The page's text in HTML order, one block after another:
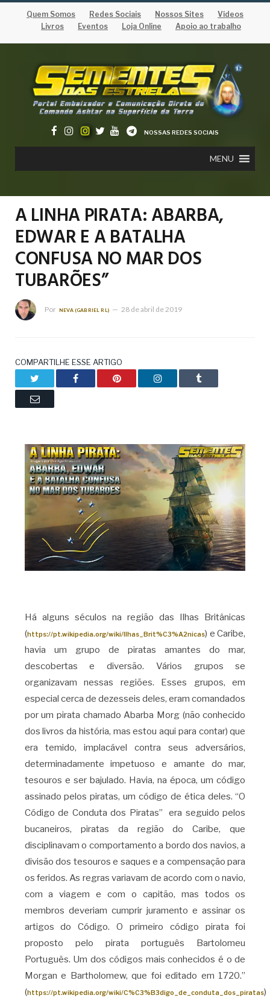
Quem Somos Redes Sociais Nossos Sites
Vídeos
Livros
Eventos Loja Online Apoio ao trabalho
NOSSAS REDES SOCIAIS
MENU
A LINHA PIRATA: ABARBA,
EDWAR E A BATALHA
CONFUSA NO MAR DOS
TUBARÕES”
Por NEVA (GABRIEL RL) 28 de abril de 2019
COMPARTILHE ESSE ARTIGO
Facebook Pinterest LinkedIn Tumblr
Email
Há alguns séculos na região das Ilhas Britânicas
(https://pt.wikipedia.org/wiki/Ilhas_Brit%C3%A2nicas) e Caribe,
havia um grupo de piratas amantes do mar,
descobertas e diversão. Vários grupos se
organizavam nessas regiões. Esses grupos, em
especial cerca de dezesseis deles, eram comandados
por um pirata chamado Abarba Morg (não conhecido
dos livros da história, mas estou aqui para contar) que
era temido, implacável contra seus adversários,
determinadamente impetuoso e amante do mar,
tesouros e ser bajulado. Havia, na época, um código
assinado pelos piratas, um código de ética deles. “O
Código de Conduta dos Piratas” era seguido pelos
bucaneiros, piratas da região do Caribe, que
disciplinavam o comportamento a bordo dos navios, a
divisão dos tesouros e saques e a compensação para
os feridos. As regras variavam de acordo com o navio,
com a viagem e com o capitão, mas todos os
membros deveriam cumprir juramento e assinar os
artigos do Código. O primeiro código pirata foi
proposto pelo pirata português Bartolomeu
Português. Um dos códigos mais conhecidos é o de
Morgan e Bartholomew, que foi editado em 1720.”
(https://pt.wikipedia.org/wiki/C%C3%B3digo_de_conduta_dos_piratas)